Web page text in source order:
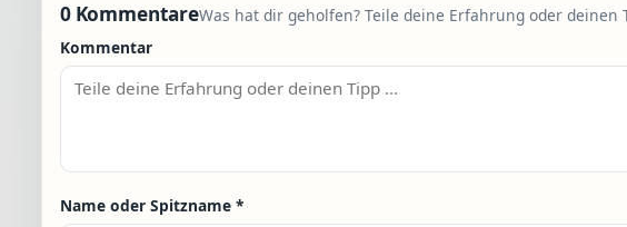
0 KommentareWas hat dir geholfen? Teile deine Erfahrung oder deinen
Kommentar
Name oder Spitzname *